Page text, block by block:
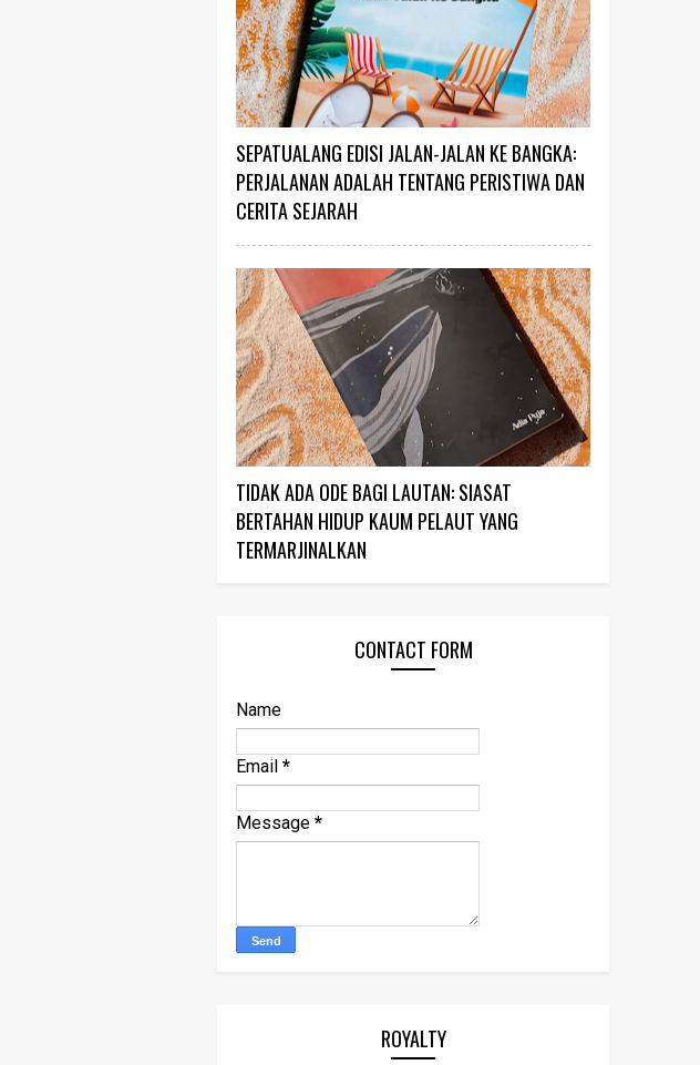
SEPATUALANG EDISI JALAN-JALAN KE BANGKA:
PERJALANAN ADALAH TENTANG PERISTIWA DAN
CERITA SEJARAH
TIDAK ADA ODE BAGI LAUTAN: SIASAT
BERTAHAN HIDUP KAUM PELAUT YANG
TERMARJINALKAN
CONTACT FORM
Name
Email *
Message *
ROYALTY